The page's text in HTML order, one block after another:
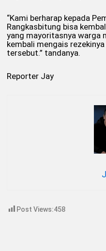
“Kami berharap kepada
Rangkasbitung bisa
yang mayoritasnya warga
kembali mengais
tersebut.” tandanya.
Reporter Jay
Post Views:458